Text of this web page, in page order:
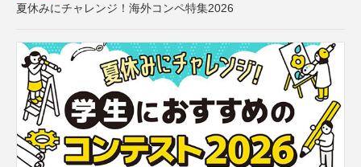
夏休みにチャレンジ！海外コンペ特集2026